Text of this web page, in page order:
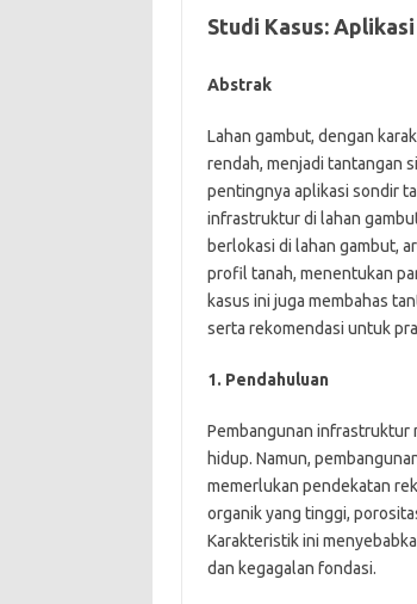
Studi Kasus:
Abstrak
Lahan gambut, dengan
rendah, menjadi tantangan
pentingnya aplikasi sondir
infrastruktur di lahan
berlokasi di lahan gambut,
profil tanah, menentukan
kasus ini juga membahas
serta rekomendasi untuk
1. Pendahuluan
Pembangunan infrastruktur
hidup. Namun,
memerlukan pendekatan
organik yang tinggi,
Karakteristik ini
dan kegagalan fondasi.